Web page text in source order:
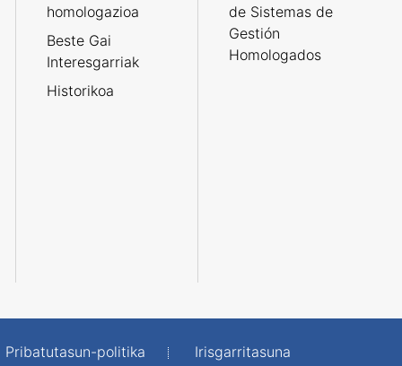
homologazioa
Beste Gai
Interesgarriak
Historikoa
de Sistemas de
Gestión
Homologados
Pribatutasun-politika Irisgarritasuna